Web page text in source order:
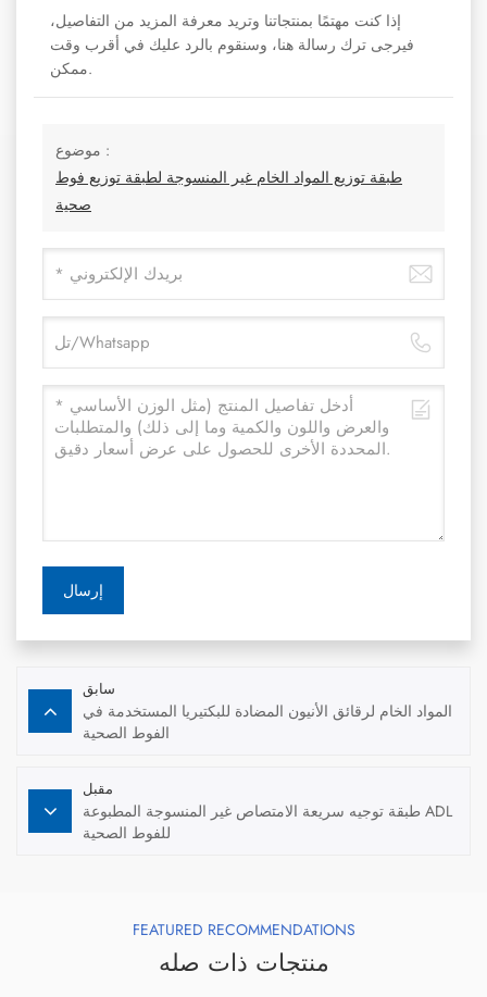
إذا كنت مهتمًا بمنتجاتنا وتريد معرفة المزيد من التفاصيل،
فيرجى ترك رسالة هنا، وسنقوم بالرد عليك في أقرب وقت
ممكن.
موضوع :
طبقة توزيع المواد الخام غير المنسوجة لطبقة توزيع فوط
صحية
إرسال
سابق
المواد الخام لرقائق الأنيون المضادة للبكتيريا المستخدمة في
الفوط الصحية
مقبل
طبقة توجيه سريعة الامتصاص غير المنسوجة المطبوعة ADL
للفوط الصحية
FEATURED RECOMMENDATIONS
منتجات ذات صله